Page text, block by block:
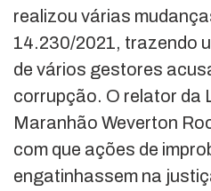
realizou várias
14.230/2021, trazendo
de vários gestores
corrupção. O relator da
Maranhão Weverton
com que ações de
engatinhassem na